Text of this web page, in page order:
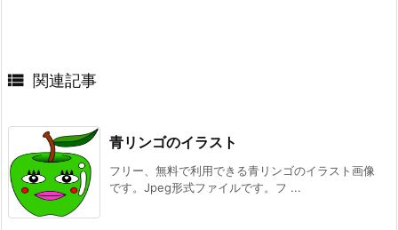
 関連記事
青リンゴのイラスト
フリー、無料で利用できる青リンゴのイラスト画像
です。Jpeg形式ファイルです。フ ...